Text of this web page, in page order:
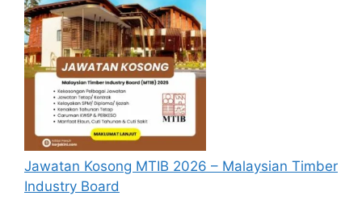
Jawatan Kosong MTIB 2026 – Malaysian Timber
Industry Board